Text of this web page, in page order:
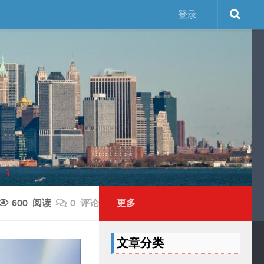
登录
600 阅读 0 评论 更多
文章分类